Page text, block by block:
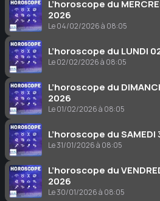
L’horoscope du
2026
Le 04/02/2026 à 08:05
L’horoscope du LUNDI
Le 02/02/2026 à 08:05
L’horoscope du
2026
Le 01/02/2026 à 08:05
L’horoscope du SAMEDI
Le 31/01/2026 à 08:05
L’horoscope du
2026
Le 30/01/2026 à 08:05